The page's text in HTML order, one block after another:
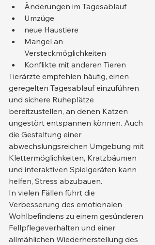
Änderungen im Tagesablauf
Umzüge
neue Haustiere
Mangel an
Versteckmöglichkeiten
Konflikte mit anderen Tieren
Tierärzte empfehlen häufig, einen
geregelten Tagesablauf einzuführen
und sichere Ruheplätze
bereitzustellen, an denen Katzen
ungestört entspannen können. Auch
die Gestaltung einer
abwechslungsreichen Umgebung mit
Klettermöglichkeiten, Kratzbäumen
und interaktiven Spielgeräten kann
helfen, Stress abzubauen.
In vielen Fällen führt die
Verbesserung des emotionalen
Wohlbefindens zu einem gesünderen
Fellpflegeverhalten und einer
allmählichen Wiederherstellung des